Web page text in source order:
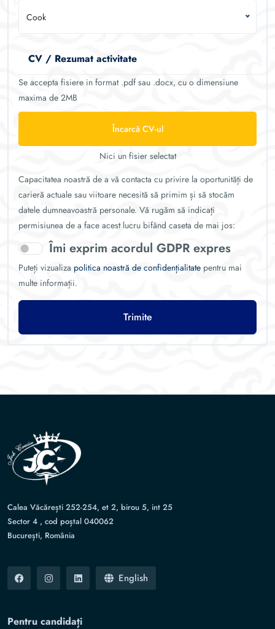
Cook
CV / Rezumat activitate
Se accepta fisiere in format .pdf sau .docx, cu o dimensiune
maxima de 2MB
Încarcă CV-ul
Nici un fisier selectat
Capacitatea noastră de a vă contacta cu privire la oportunități de
carieră actuale sau viitoare necesită să primim și să stocăm
datele dumneavoastră personale. Vă rugăm să indicați
permisiunea de a face acest lucru bifând caseta de mai jos:
Îmi exprim acordul GDPR expres
Puteți vizualiza politica noastră de confidențialitate pentru mai
multe informații.
Trimite
Calea Văcărești 252-254, et 2, birou 5, int 25
Sector 4 , cod poștal 040062
București, România
English
Pentru candidați